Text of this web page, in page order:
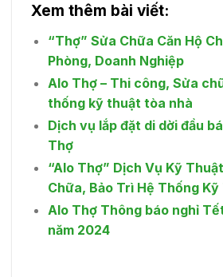
Xem thêm bài viết:
“Thợ” Sửa Chữa Căn Hộ
Phòng, Doanh Nghiệp
Alo Thợ – Thi công, Sửa
thống kỹ thuật tòa nhà
Dịch vụ lắp đặt di dời đầu
Thợ
“Alo Thợ” Dịch Vụ Kỹ
Chữa, Bảo Trì Hệ Thống
Alo Thợ Thông báo nghỉ
năm 2024